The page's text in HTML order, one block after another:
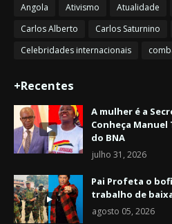
Angola Ativismo Atualidade
Carlos Alberto
Carlos Saturnino
Celebridades internacionais
+Recentes
A mulher é a
Conheça
do BNA
julho 31, 2026
Pai Profeta o
trabalho de
agosto 05, 2026